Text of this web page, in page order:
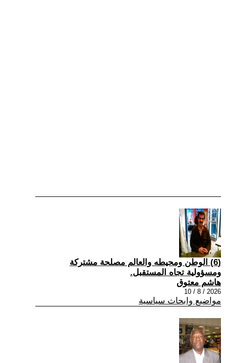
(6) الوطن ومحيطه والعالم مصلحة مشتركة
ومسؤولية تجاه المستقبل.
هاشم معتوق
2026 / 8 / 10
مواضيع وابحاث سياسية